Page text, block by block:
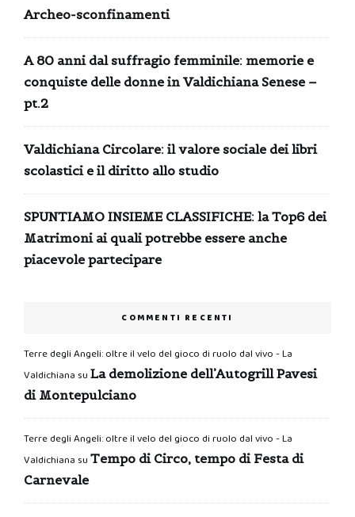
Archeo-sconfinamenti
A 80 anni dal suffragio femminile: memorie e
conquiste delle donne in Valdichiana Senese –
pt.2
Valdichiana Circolare: il valore sociale dei libri
scolastici e il diritto allo studio
SPUNTIAMO INSIEME CLASSIFICHE: la Top6 dei
Matrimoni ai quali potrebbe essere anche
piacevole partecipare
COMMENTI RECENTI
Terre degli Angeli: oltre il velo del gioco di ruolo dal vivo - La
Valdichiana su La demolizione dell’Autogrill Pavesi
di Montepulciano
Terre degli Angeli: oltre il velo del gioco di ruolo dal vivo - La
Valdichiana su Tempo di Circo, tempo di Festa di
Carnevale